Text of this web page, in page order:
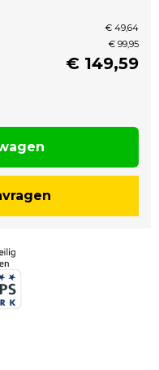
€ 49,64
€ 99,95
€ 149,59